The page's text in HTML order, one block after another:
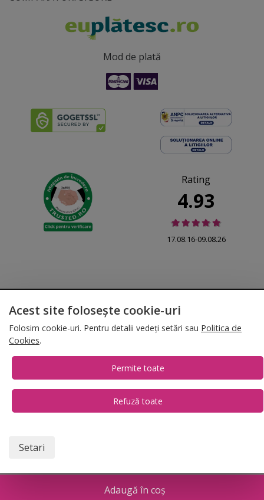
Adaugă în coș
Mod de plată
Rating
4.93
17.08.16-09.08.26
© 2026 Folina.ro | All Rights Reserved. Folina.ro |Designed by Artvertising
• Termene și condiții • Gestionează preferințe cookies
Acest site folosește cookie-uri
Folosim cookie-uri. Pentru detalii vedeți setări sau Politica de
Cookies.
Permite toate
Refuză toate
Setari